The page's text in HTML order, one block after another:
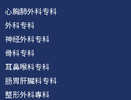
心胸肺外科专科
外科专科
神经外科专科
骨科专科
耳鼻喉科专科
肠胃肝臟科专科
整形外科專科